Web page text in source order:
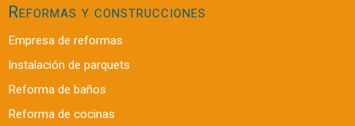
Reformas y construcciones
Empresa de reformas
Instalación de parquets
Reforma de baños
Reforma de cocinas